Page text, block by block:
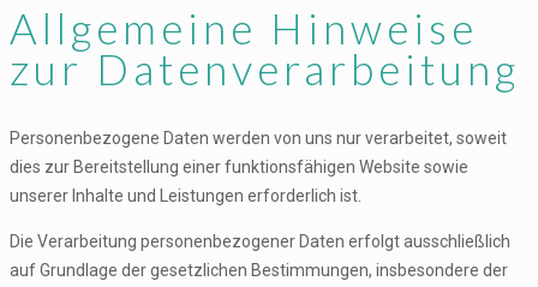
Allgemeine Hinweise
zur Datenverarbeitung
Personenbezogene Daten werden von uns nur verarbeitet, soweit
dies zur Bereitstellung einer funktionsfähigen Website sowie
unserer Inhalte und Leistungen erforderlich ist.
Die Verarbeitung personenbezogener Daten erfolgt ausschließlich
auf Grundlage der gesetzlichen Bestimmungen, insbesondere der